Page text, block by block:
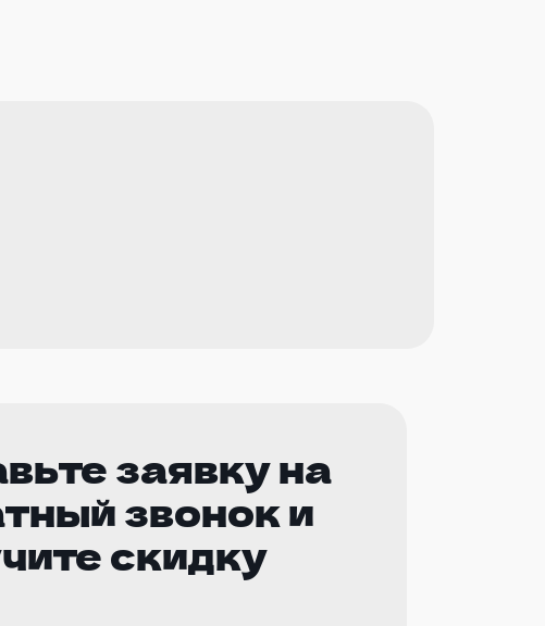
заявку на
звонок и
скидку